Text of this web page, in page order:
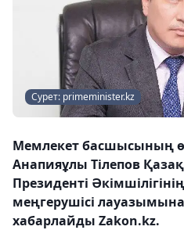
Сурет: primeminister.kz
Мемлекет басшысының
Анапияұлы Тілепов
Президенті
меңгерушісі
хабарлайды Zakon.kz.